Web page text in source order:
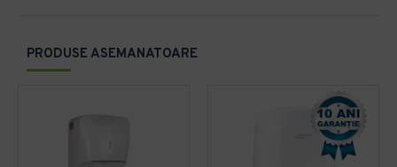
PRODUSE ASEMANATOARE